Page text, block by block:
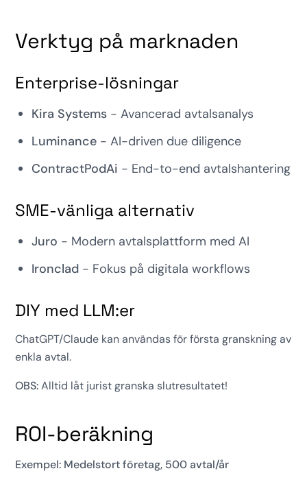
Verktyg på marknaden
Enterprise-lösningar
Kira Systems - Avancerad avtalsanalys
Luminance - AI-driven due diligence
ContractPodAi - End-to-end avtalshantering
SME-vänliga alternativ
Juro - Modern avtalsplattform med AI
Ironclad - Fokus på digitala workflows
DIY med LLM:er
ChatGPT/Claude kan användas för första granskning av
enkla avtal.
OBS:Alltid låt jurist granska slutresultatet!
ROI-beräkning
Exempel: Medelstort företag, 500 avtal/år